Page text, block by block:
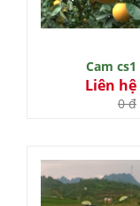
Cam cs1
Liên hệ
0 đ